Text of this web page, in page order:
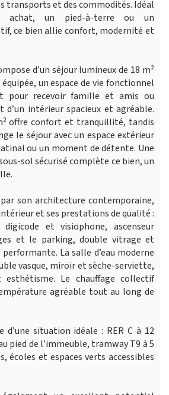
transports et des commodités. Idéal
achat, un pied-à-terre ou un
ce bien allie confort, modernité et
d’un séjour lumineux de 18 m²
un espace de vie fonctionnel
pour recevoir famille et amis ou
intérieur spacieux et agréable.
offre confort et tranquillité, tandis
le séjour avec un espace extérieur
ou un moment de détente. Une
sol sécurisé complète ce bien, un
son architecture contemporaine,
et ses prestations de qualité :
et visiophone, ascenseur
et le parking, double vitrage et
La salle d’eau moderne
vasque, miroir et sèche-serviette,
Le chauffage collectif
agréable tout au long de
d’une situation idéale : RER C à 12
pied de l’immeuble, tramway T9 à 5
écoles et espaces verts accessibles